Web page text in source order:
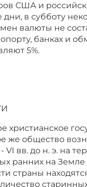
США и
дни, в субботу
валюты не
банках и
5%.
же общество
VI вв. до н. э. на
ранних на Земле
страны